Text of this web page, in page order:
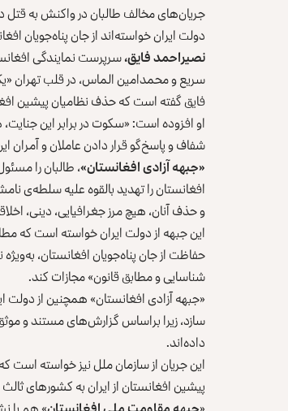
جریان‌های مخالف طالبان در واکنش به قتل
دولت ایران خواسته‌اند از جان پناه‌جویان
نصیراحمد فایق،سرپرست نمایندگی
سریع و محمدامین الماس، در قلب تهران
فایق گفته است که حذف نظامیان پیشین
او افزوده است: «سکوت در برابر این
شفاف و پاسخ‌گو قرار دادن عاملان و آمران
«جبهه آزادی افغانستان»، طالبان را
افغانستان را تهدید بالقوه علیه سلطه‌ی
و حذف آنان، هیچ مرز جغرافیایی، دینی،
این جبهه از دولت ایران خواسته است که
حفاظت از جان پناه‌جویان افغانستان،
شناسایی و مطابق قانون» مجازات کند.
«جبهه آزادی افغانستان» همچنین از دولت
سازد، زیرا براساس گزارش‌های مستند و
داده‌اند.
این جریان از سازمان ملل نیز خواسته است
پیشین افغانستان از ایران به کشورهای